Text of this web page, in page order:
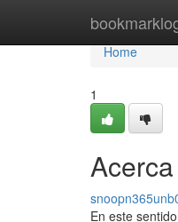
Home
Home
1
En este